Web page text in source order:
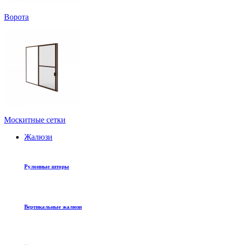
Ворота
Москитные сетки
Жалюзи
Рулонные шторы
Вертикальные жалюзи